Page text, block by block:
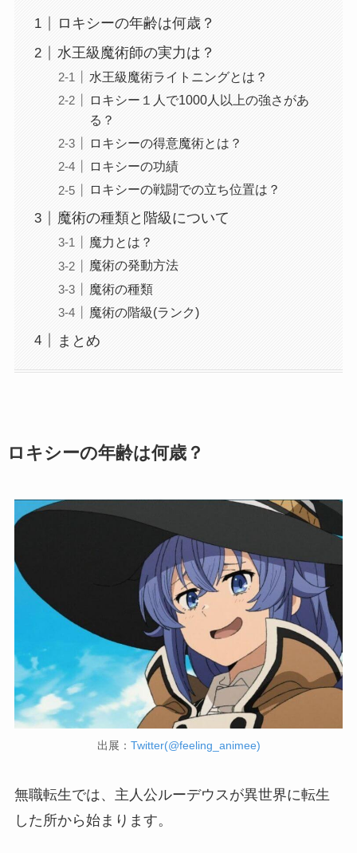
ロキシーの年齢は何歳？
水王級魔術師の実力は？
水王級魔術ライトニングとは？
ロキシー１人で1000人以上の強さがあ
る？
ロキシーの得意魔術とは？
ロキシーの功績
ロキシーの戦闘での立ち位置は？
魔術の種類と階級について
魔力とは？
魔術の発動方法
魔術の種類
魔術の階級(ランク)
まとめ
ロキシーの年齢は何歳？
出展： Twitter(@feeling_animee)
無職転生では、主人公ルーデウスが異世界に転生
した所から始まります。